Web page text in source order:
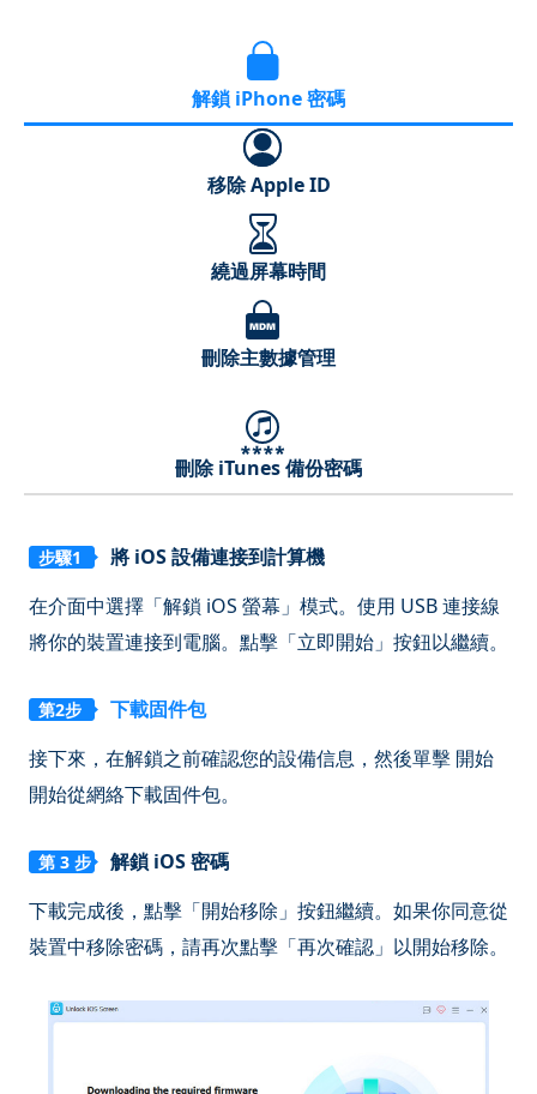
解鎖 iPhone 密碼
移除 Apple ID
繞過屏幕時間
刪除主數據管理
刪除 iTunes 備份密碼
步驟1
將 iOS 設備連接到計算機
在介面中選擇「解鎖 iOS 螢幕」模式。使用 USB 連接線
將你的裝置連接到電腦。點擊「立即開始」按鈕以繼續。
第2步
下載固件包
接下來，在解鎖之前確認您的設備信息，然後單擊 開始
開始從網絡下載固件包。
第 3 步
解鎖 iOS 密碼
下載完成後，點擊「開始移除」按鈕繼續。如果你同意從
裝置中移除密碼，請再次點擊「再次確認」以開始移除。